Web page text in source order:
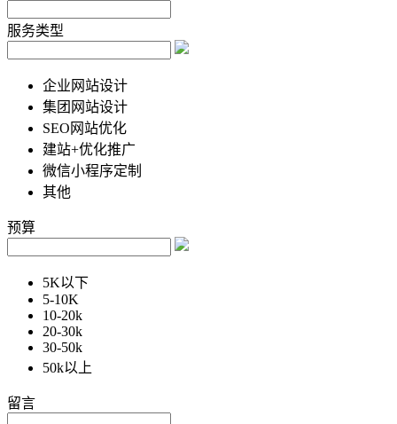
服务类型
企业网站设计
集团网站设计
SEO网站优化
建站+优化推广
微信小程序定制
其他
预算
5K以下
5-10K
10-20k
20-30k
30-50k
50k以上
留言